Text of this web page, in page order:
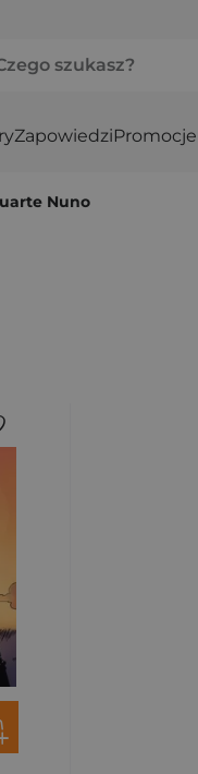
ZapowiedziPromocje
Nuno